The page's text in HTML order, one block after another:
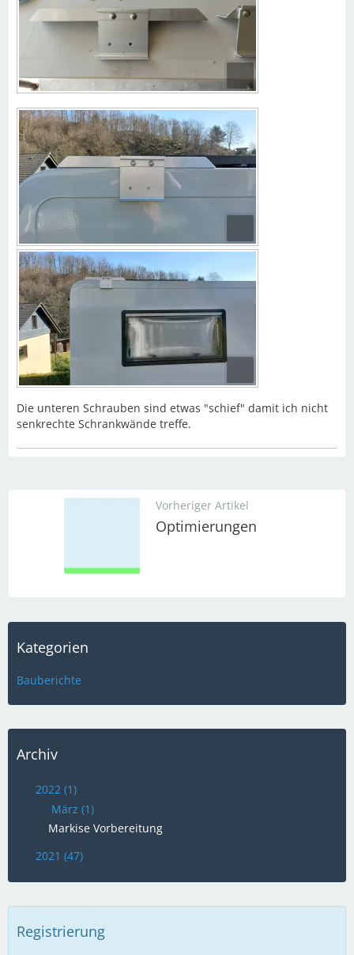
Die unteren Schrauben sind etwas "schief" damit ich nicht
senkrechte Schrankwände treffe.
Vorheriger Artikel
Optimierungen
Kategorien
Bauberichte
Archiv
2022 (1)
März (1)
Markise Vorbereitung
2021 (47)
Registrierung